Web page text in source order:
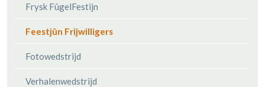
Frysk FûgelFestijn
Feestjûn Frijwilligers
Fotowedstrijd
Verhalenwedstrijd